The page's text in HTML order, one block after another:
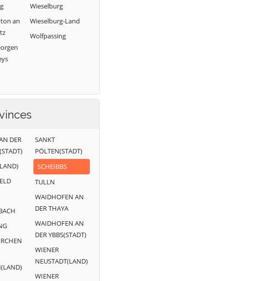
an
Wieselburg
Wieselburg-Land
Wolfpassing
DER
SANKT
PÖLTEN(STADT)
SCHEIBBS
TULLN
WAIDHOFEN AN
DER THAYA
WAIDHOFEN AN
DER YBBS(STADT)
WIENER
NEUSTADT(LAND)
WIENER